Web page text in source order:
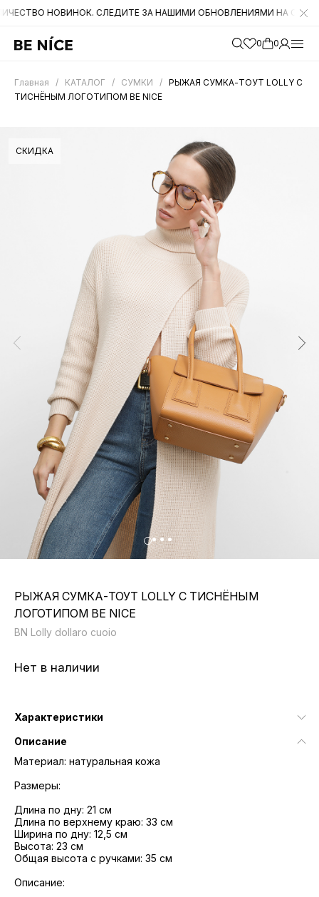
СЛЕДИТЕ ЗА НАШИМИ ОБНОВЛЕНИЯМИ НА САЙТЕ. А
0 0
Главная / КАТАЛОГ / СУМКИ / РЫЖАЯ СУМКА-ТОУТ LOLLY С
ТИСНЁНЫМ ЛОГОТИПОМ BE NICE
СКИДКА
РЫЖАЯ СУМКА-ТОУТ LOLLY С ТИСНЁНЫМ
ЛОГОТИПОМ BE NICE
BN Lolly dollaro cuoio
Нет в наличии
Характеристики
Описание
Материал: натуральная кожа
Размеры:
Длина по дну: 21 см
Длина по верхнему краю: 33 см
Ширина по дну: 12,5 см
Высота: 23 см
Общая высота с ручками: 35 см
Описание: